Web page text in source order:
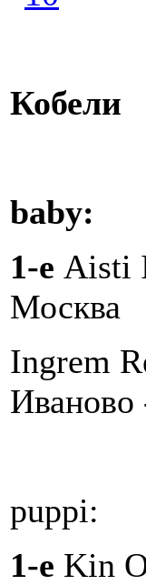
Кобели
baby:
1-е Aisti
Москва
Ingrem
Иваново
puppi:
1-е Kin